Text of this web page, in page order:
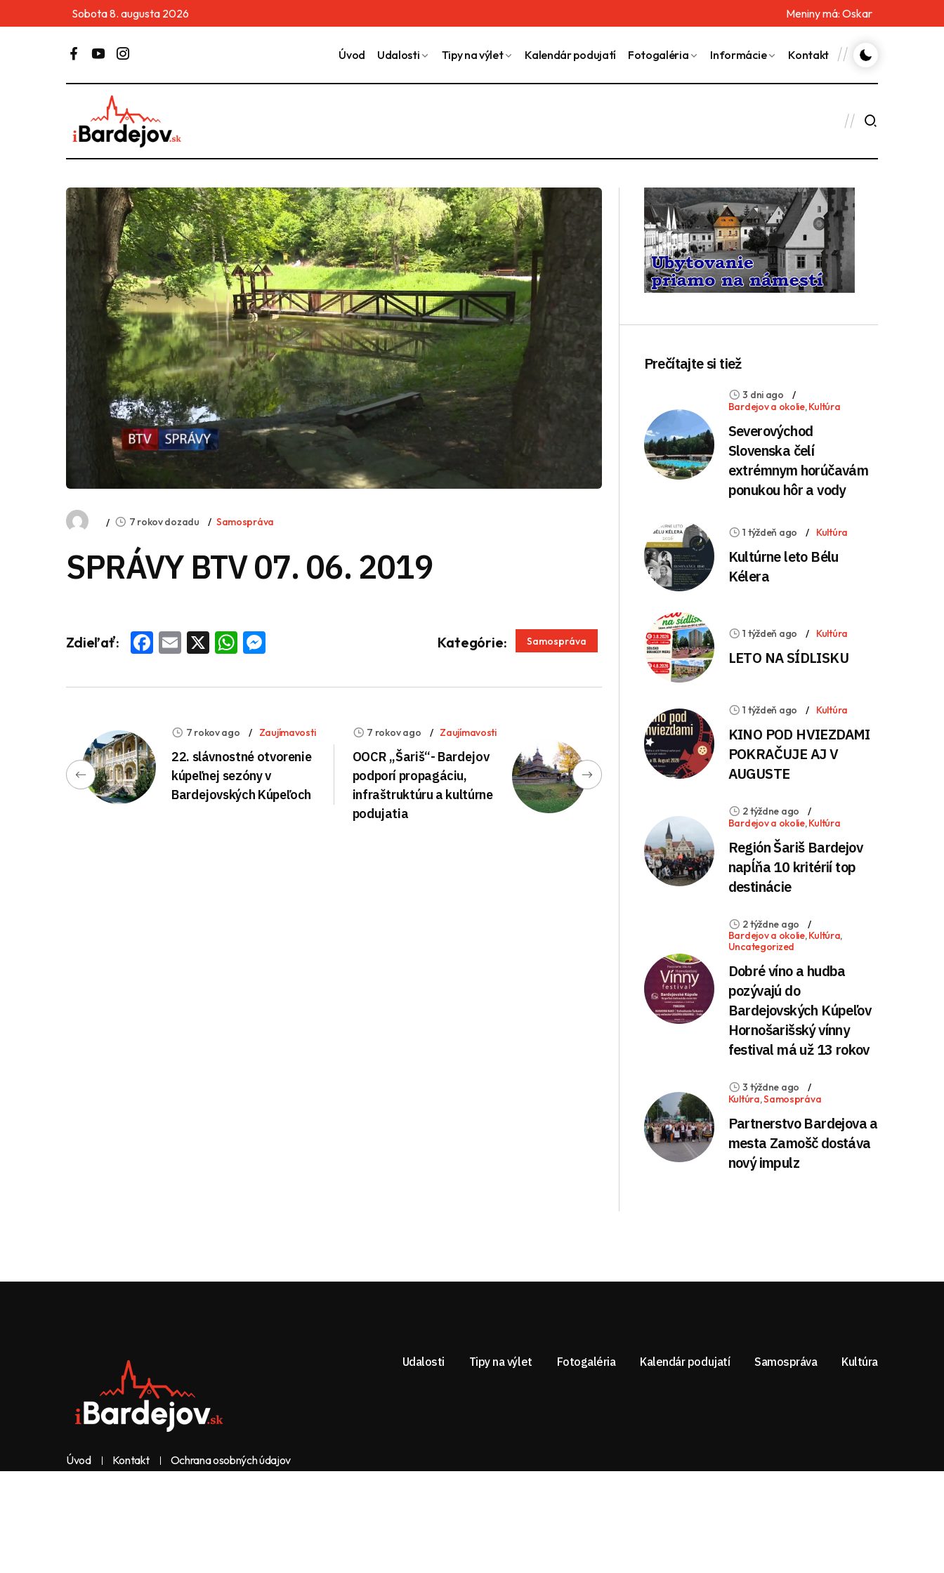
Sobota 8. augusta 2026 Meniny má: Oskar
Úvod Udalosti Tipy na výlet Kalendár podujatí Fotogaléria Informácie Kontakt
7 rokov dozadu Samospráva
SPRÁVY BTV 07. 06. 2019
Zdieľať: Facebook
Email
X WhatsApp
Messenger Kategórie: Samospráva
7 rokov ago Zaujímavosti
22. slávnostné otvorenie
kúpeľnej sezóny v
Bardejovských Kúpeľoch
7 rokov ago Zaujímavosti
OOCR ,,Šariš“- Bardejov
podporí propagáciu,
infraštruktúru a kultúrne
podujatia
Prečítajte si tiež
3 dni ago
Bardejov a okolie,Kultúra
Severovýchod
Slovenska čelí
extrémnym horúčavám
ponukou hôr a vody
1 týždeň ago Kultúra
Kultúrne leto Bélu
Kélera
1 týždeň ago Kultúra
LETO NA SÍDLISKU
1 týždeň ago Kultúra
KINO POD HVIEZDAMI
POKRAČUJE AJ V
AUGUSTE
2 týždne ago
Bardejov a okolie,Kultúra
Región Šariš Bardejov
napĺňa 10 kritérií top
destinácie
2 týždne ago
Bardejov a okolie,Kultúra,
Uncategorized
Dobré víno a hudba
pozývajú do
Bardejovských Kúpeľov
Hornošarišský vínny
festival má už 13 rokov
3 týždne ago
Kultúra,Samospráva
Partnerstvo Bardejova a
mesta Zamošč dostáva
nový impulz
Úvod Kontakt Ochrana osobných údajov
Udalosti Tipy na výlet Fotogaléria Kalendár podujatí Samospráva Kultúra